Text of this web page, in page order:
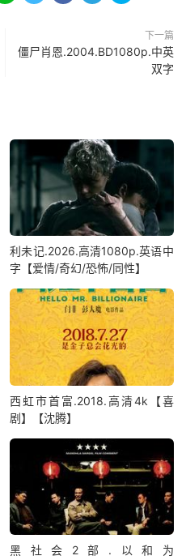
下一篇
僵尸肖恩.2004.BD1080p.中英
双字
利未记.2026.高清1080p.英语中
字【爱情/奇幻/恐怖/同性】
西虹市首富.2018.高清4k【喜
剧】【沈腾】
黑社会2部.以和为